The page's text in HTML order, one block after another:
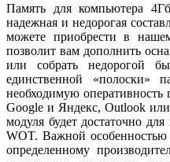
Память для компьютера
надежная и недорогая
можете приобрести в
позволит вам дополнить
или собрать недорогой
единственной «полоски»
необходимую оперативность
Google и Яндекс, Outlook
модуля будет достаточно
WOT. Важной особенностью
определенному